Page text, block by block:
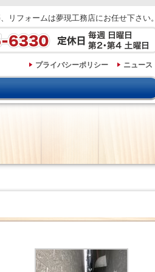
リフォームは夢現工務店にお任せ下さい。
プライバシーポリシー ニュース